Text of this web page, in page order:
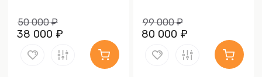
50 000 ₽
38 000 ₽
99 000 ₽
80 000 ₽